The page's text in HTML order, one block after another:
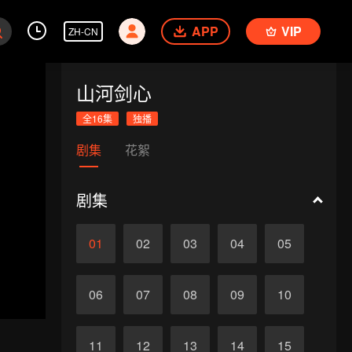
ZH-CN APP VIP
山河剑心
全16集 独播
剧集 花絮
剧集
01 02 03 04 05
06 07 08 09 10
11 12 13 14 15